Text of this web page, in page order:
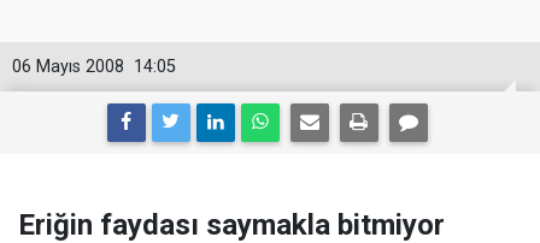
14:05
06 Mayıs 2008
Eriğin faydası saymakla bitmiyor